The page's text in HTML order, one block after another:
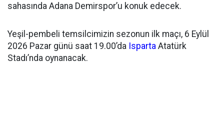
sahasında Adana Demirspor’u konuk edecek.
Yeşil-pembeli temsilcimizin sezonun ilk maçı, 6 Eylül
2026 Pazar günü saat 19.00’da Isparta Atatürk
Stadı’nda oynanacak.